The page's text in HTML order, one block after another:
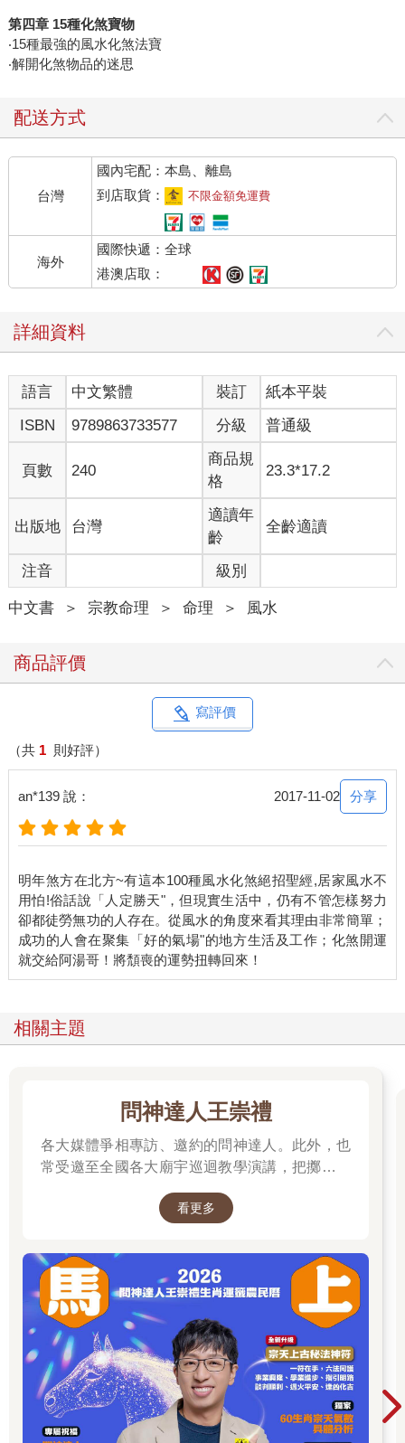
第四章15種化煞寶物
‧15種最強的風水化煞法寶
‧解開化煞物品的迷思
配送方式
台灣
國內宅配：本島、離島
到店取貨：
不限金額免運費
海外
國際快遞：全球
港澳店取：
詳細資料
語言 中文繁體 裝訂
紙本平裝
ISBN
9789863733577 分級 普通級
頁數 240
商品規
格
23.3*17.2
出版地 台灣
適讀年
齡
全齡適讀
注音 級別
中文書 ＞ 宗教命理 ＞ 命理 ＞ 風水
商品評價
寫評價
（共 1 則好評）
an*139 說： 2017-11-02 分享
明年煞方在北方~有這本100種風水化煞絕招聖經,居家風水不
用怕!俗話說「人定勝天"，但現實生活中，仍有不管怎樣努力
卻都徒勞無功的人存在。從風水的角度來看其理由非常簡單；
成功的人會在聚集「好的氣場"的地方生活及工作；化煞開運
相關主題
問神達人王崇禮
各大媒體爭相專訪、邀約的問神達人。此外，也
常受邀至全國各大廟宇巡迴教學演講，把擲筊、
看更多